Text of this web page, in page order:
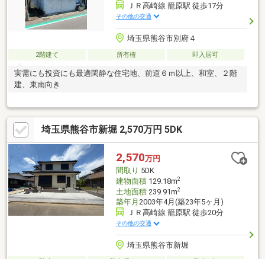
ＪＲ高崎線 籠原駅 徒歩17分
その他の交通
埼玉県熊谷市別府４
2階建て 所有権 即入居可
実需にも投資にも最適閑静な住宅地、前道６ｍ以上、和室、２階
建、東南向き
埼玉県熊谷市新堀 2,570万円 5DK
2,570万円
間取り 5DK
建物面積129.18m2
土地面積239.91m2
築年月 2003年4月(築23年5ヶ月)
ＪＲ高崎線 籠原駅 徒歩20分
その他の交通
埼玉県熊谷市新堀